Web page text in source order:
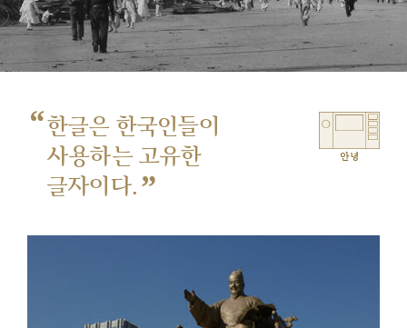
“한글은 한국인들이
사용하는 고유한
글자이다. ”
안녕